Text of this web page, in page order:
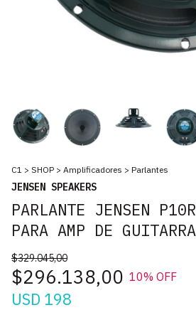
C1 > SHOP > Amplificadores > Parlantes
JENSEN SPEAKERS
PARLANTE JENSEN
PARA AMP DE
$329.045,00
$296.138,00 10% OFF
USD 198